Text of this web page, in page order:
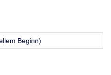
Beginn)